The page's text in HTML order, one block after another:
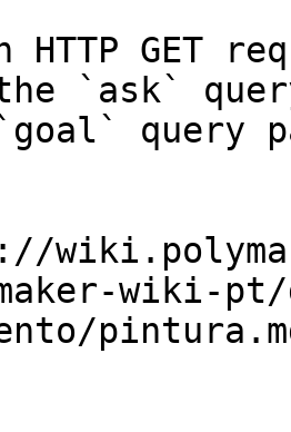
HTTP GET
`ask`
query
wiki-pt/